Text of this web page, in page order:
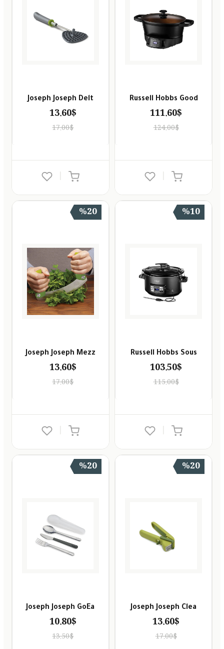
Russell Hobbs Good
111.60$
124.00$
Joseph Joseph Delt
13.60$
17.00$
%10
Russell Hobbs Sous
103.50$
115.00$
%20
Joseph Joseph Mezz
13.60$
17.00$
%20
Joseph Joseph Clea
13.60$
17.00$
%20
Joseph Joseph GoEa
10.80$
13.50$